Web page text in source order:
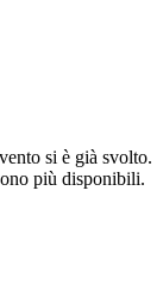
si è già svolto.
più disponibili.